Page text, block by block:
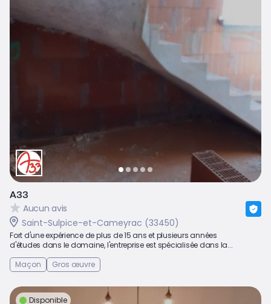
A33
Aucun avis
Saint-Sulpice-et-Cameyrac (33450)
Fort d'une expérience de plus de 15 ans et plusieurs années
d'études dans le domaine, l'entreprise est spécialisée dans la...
Maçon
Gros œuvre
Disponible